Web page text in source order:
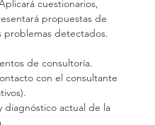
cuestionarios,
propuestas de
problemas detectados.
de consultoría.
con el consultante
diagnóstico actual de la